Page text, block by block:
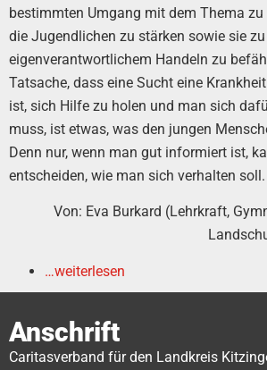
bestimmten Umgang mit dem Thema
die Jugendlichen zu stärken sowie sie zu
eigenverantwortlichem Handeln zu
Tatsache, dass eine Sucht eine
ist, sich Hilfe zu holen und man sich
muss, ist etwas, was den jungen
Denn nur, wenn man gut informiert ist,
entscheiden, wie man sich verhalten soll.
Von: Eva Burkard (Lehrkraft,
…weiterlesen
Anschrift
Caritasverband für den Landkreis